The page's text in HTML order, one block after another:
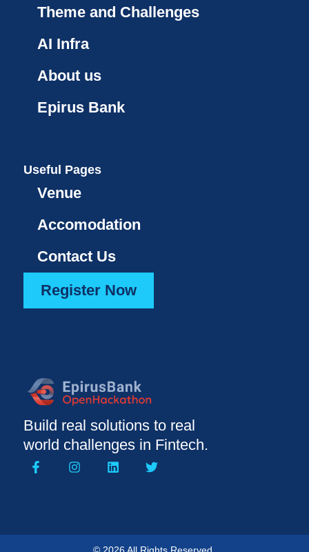
Build real solutions to real
world challenges in Fintech.
Theme and Challenges
AI Infra
About us
Epirus Bank
Useful Pages
Venue
Accomodation
Contact Us
Register Now